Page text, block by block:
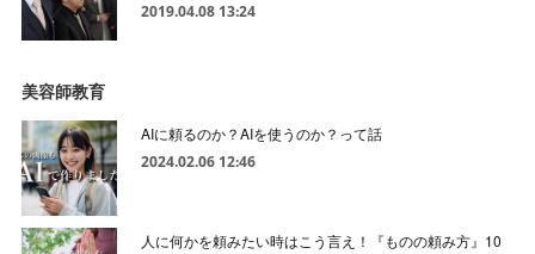
2019.04.08 13:24
美容師教育
AIに頼るのか？AIを使うのか？って話
2024.02.06 12:46
人に何かを頼みたい時はこう言え！『ものの頼み方』10